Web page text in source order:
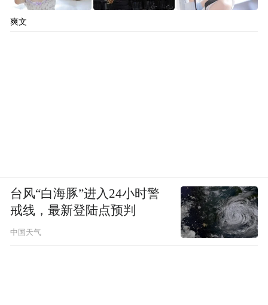
爽文
台风“白海豚”进入24小时警
戒线，最新登陆点预判
中国天气